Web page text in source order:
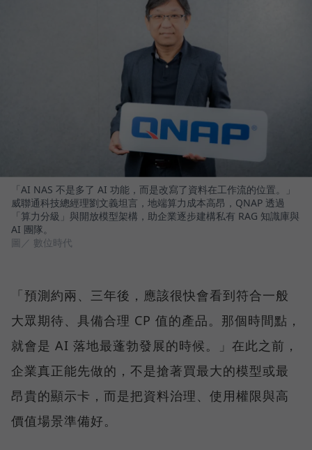
「AI NAS 不是多了 AI 功能，而是改寫了資料在工作流的位置。」
威聯通科技總經理劉文義坦言，地端算力成本高昂，QNAP 透過
「算力分級」與開放模型架構，助企業逐步建構私有 RAG 知識庫與
AI 團隊。
圖／ 數位時代
「預測約兩、三年後，應該很快會看到符合一般
大眾期待、具備合理 CP 值的產品。那個時間點，
就會是 AI 落地最蓬勃發展的時候。」在此之前，
企業真正能先做的，不是搶著買最大的模型或最
昂貴的顯示卡，而是把資料治理、使用權限與高
價值場景準備好。